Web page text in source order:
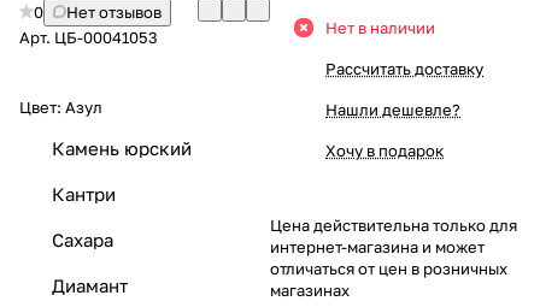
0
Нет отзывов
Арт. ЦБ-00041053
Цвет: Азул
Камень юрский
Кантри
Сахара
Диамант
Нет в наличии
Рассчитать доставку
Нашли дешевле?
Хочу в подарок
Цена действительна только для
интернет-магазина и может
отличаться от цен в розничных
магазинах